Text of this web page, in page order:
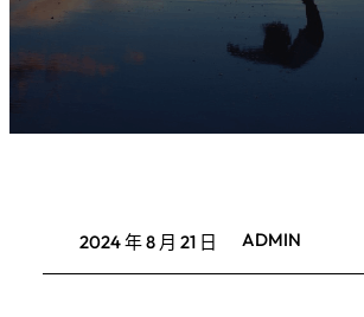
2024 年 8 月 21 日 ADMIN